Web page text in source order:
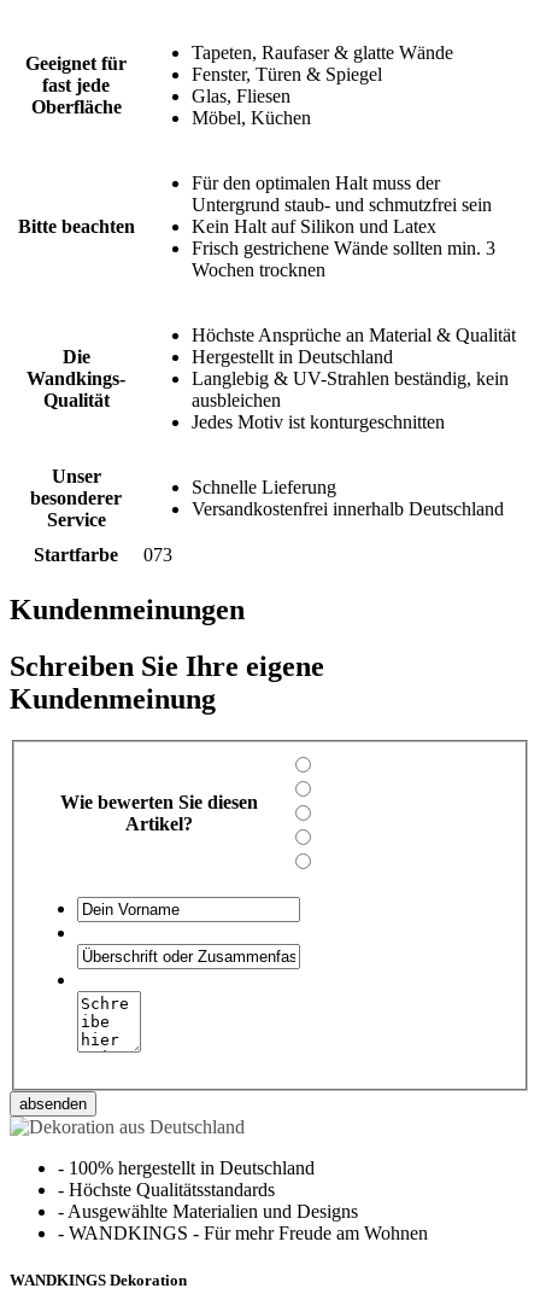
Geeignet für
fast jede
Oberfläche
Tapeten, Raufaser & glatte Wände
Fenster, Türen & Spiegel
Glas, Fliesen
Möbel, Küchen
Bitte beachten
Für den optimalen Halt muss der
Untergrund staub- und schmutzfrei sein
Kein Halt auf Silikon und Latex
Frisch gestrichene Wände sollten min. 3
Wochen trocknen
Die
Wandkings-
Qualität
Höchste Ansprüche an Material & Qualität
Hergestellt in Deutschland
Langlebig & UV-Strahlen beständig, kein
ausbleichen
Jedes Motiv ist konturgeschnitten
Unser
besonderer
Service
Schnelle Lieferung
Versandkostenfrei innerhalb Deutschland
Startfarbe 073
Kundenmeinungen
Schreiben Sie Ihre eigene
Kundenmeinung
Wie bewerten Sie diesen
Artikel?
absenden
- 100% hergestellt in Deutschland
- Höchste Qualitätsstandards
- Ausgewählte Materialien und Designs
- WANDKINGS - Für mehr Freude am Wohnen
WANDKINGS Dekoration